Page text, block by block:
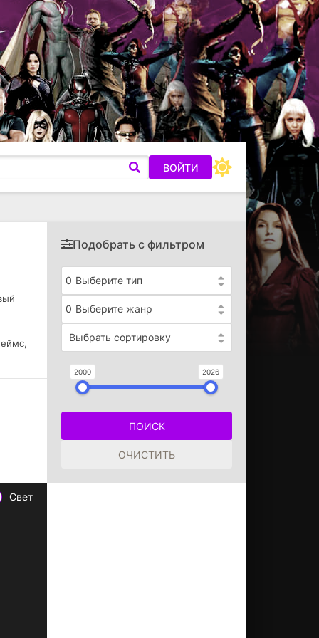
ВОЙТИ
Подобрать с фильтром
0 Выберите тип
0 Выберите жанр
Выбрать сортировку
2000 2026
Свет